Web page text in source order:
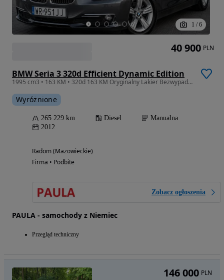
1 / 6
BMW Seria 3 320d Efficient Dynamic Edition
1995 cm3 • 163 KM • 320d 163 KM Oryginalny Lakier Bezwypadkowa Zarejestrowana
Wyróżnione
265 229 km Diesel
Manualna
2012
Radom (Mazowieckie)
Firma • Podbite
Zobacz ogłoszenia
PAULA - samochody z Niemiec
Przegląd techniczny
40 900 PLN
146 000 PLN